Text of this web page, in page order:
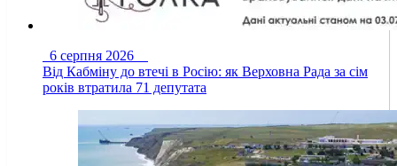
6 серпня 2026
Від Кабміну до втечі в Росію: як Верховна Рада за сім
років втратила 71 депутата